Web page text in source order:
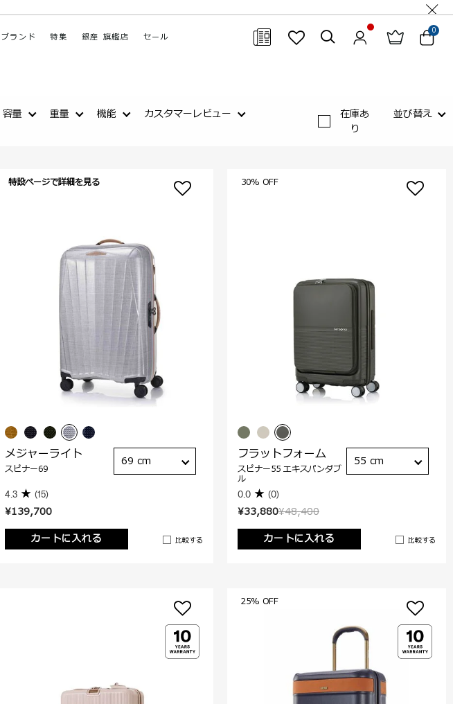
ブランド 特集 銀座 旗艦店 セール
0
容量 重量 機能 カスタマーレビュー
在庫あ
り
並び替え
¥139,700
カートに入れる
比較する
特設ページで詳細を見る
メジャーライト
スピナー69
4.3 (15)
69 cm
¥48,400
¥33,880
カートに入れる
比較する
30% OFF
フラットフォーム
スピナー55 エキスパンダブ
ル
0.0 (0)
55 cm
25% OFF